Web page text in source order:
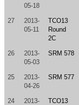
05-18
27
2013-
05-11
TCO13
Round
2C
26
2013-
05-03
SRM 578
25
2013-
04-26
SRM 577
24
2013-
TCO13